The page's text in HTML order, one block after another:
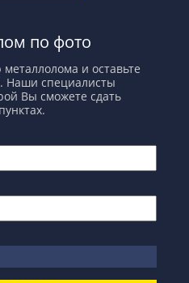
по фото
и оставьте
Наши специалисты
Вы сможете сдать